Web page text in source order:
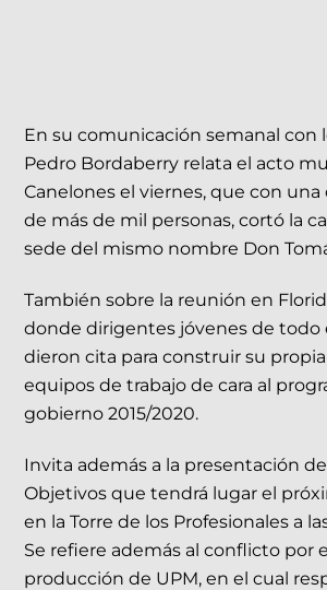
En su comunicación semanal con
Pedro Bordaberry relata el acto
Canelones el viernes, que con
de más de mil personas, cortó la
sede del mismo nombre Don
También sobre la reunión en
donde dirigentes jóvenes de todo
dieron cita para construir su
equipos de trabajo de cara al
gobierno 2015/2020.
Invita además a la presentación
Objetivos que tendrá lugar el
en la Torre de los Profesionales a
Se refiere además al conflicto por
producción de UPM, en el cual